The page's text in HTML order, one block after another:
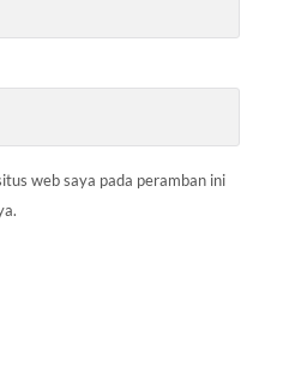
web saya pada peramban ini